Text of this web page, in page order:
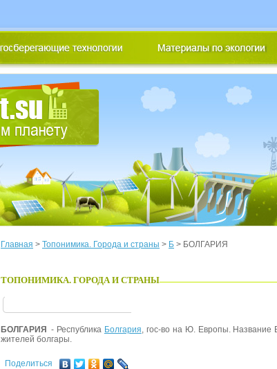
Главная > Топонимика. Города и страны > Б > БОЛГАРИЯ
ТОПОНИМИКА. ГОРОДА И СТРАНЫ
БОЛГАРИЯ - Республика Болгария, гос-во на Ю. Европы. Название
жителей болгары.
Поделиться